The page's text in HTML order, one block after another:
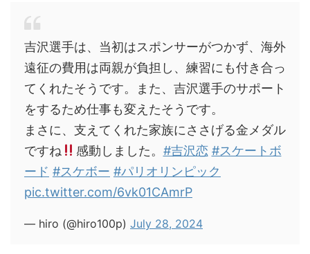
吉沢選手は、当初はスポンサーがつかず、海外
遠征の費用は両親が負担し、練習にも付き合っ
てくれたそうです。また、吉沢選手のサポート
をするため仕事も変えたそうです。
まさに、支えてくれた家族にささげる金メダル
ですね
感動しました。 #吉沢恋 #スケートボ
ード #スケボー #パリオリンピック
pic.twitter.com/6vk01CAmrP
— hiro (@hiro100p) July 28, 2024